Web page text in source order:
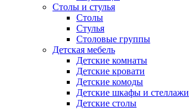
Столы и стулья
Столы
Стулья
Столовые группы
Детская мебель
Детские комнаты
Детские кровати
Детские комоды
Детские шкафы и стеллажи
Детские столы